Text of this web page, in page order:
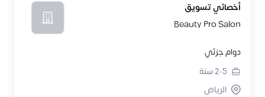
أخصائي تسويق
Beauty Pro Salon
دوام جزئي
2-5سنة
الرياض